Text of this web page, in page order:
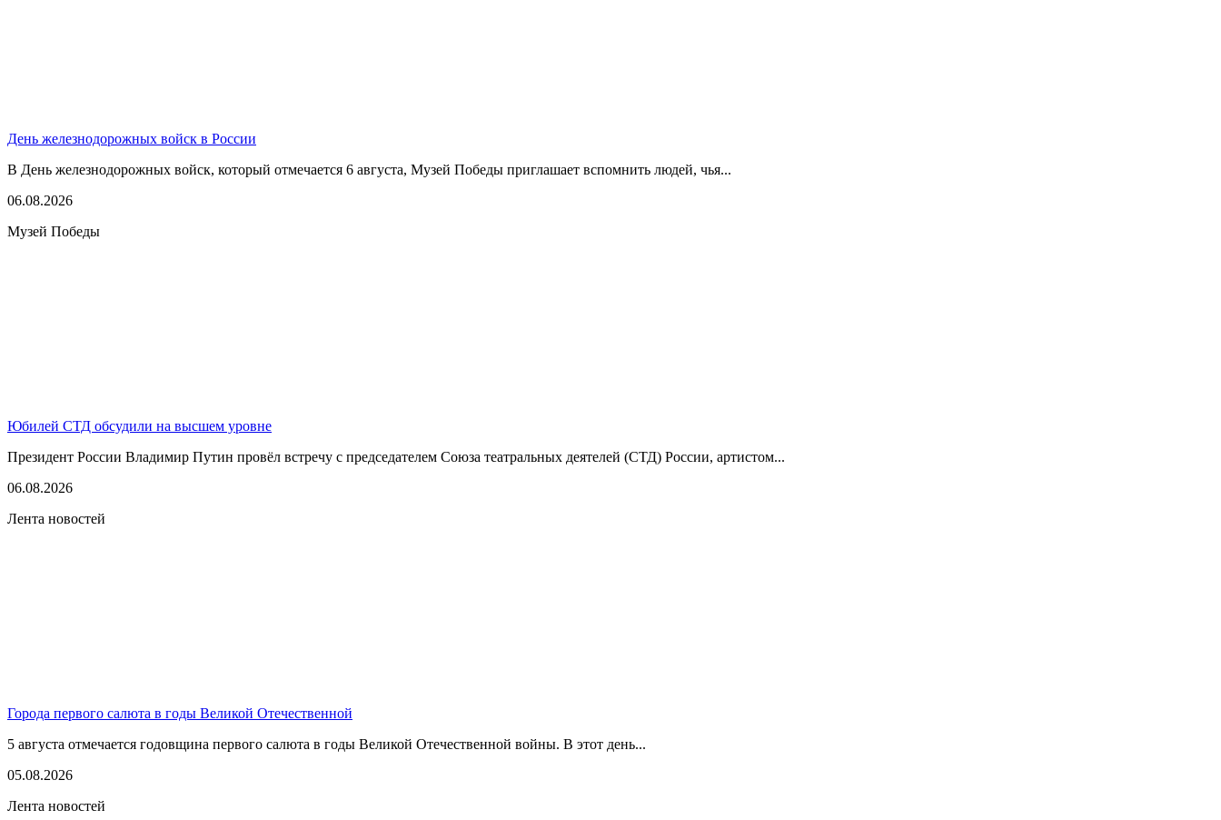
День железнодорожных войск в России
В День железнодорожных войск, который отмечается 6 августа, Музей Победы приглашает вспомнить людей, чья...
06.08.2026
Музей Победы
Юбилей СТД обсудили на высшем уровне
Президент России Владимир Путин провёл встречу с председателем Союза театральных деятелей (СТД) России, артистом...
06.08.2026
Лента новостей
Города первого салюта в годы Великой Отечественной
5 августа отмечается годовщина первого салюта в годы Великой Отечественной войны. В этот день...
05.08.2026
Лента новостей